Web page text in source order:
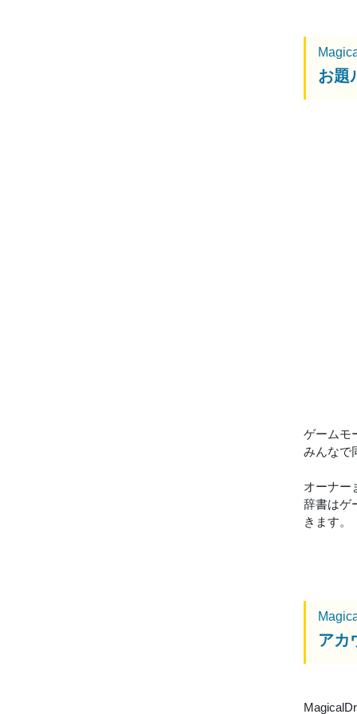
お題
ゲームモ
みんなで
オーナー
辞書はゲ
きます。
アカ